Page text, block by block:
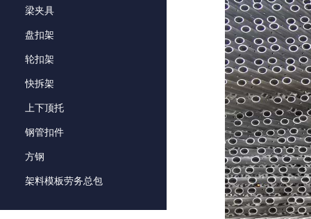
梁夹具
盘扣架
轮扣架
快拆架
上下顶托
钢管扣件
方钢
架料模板劳务总包